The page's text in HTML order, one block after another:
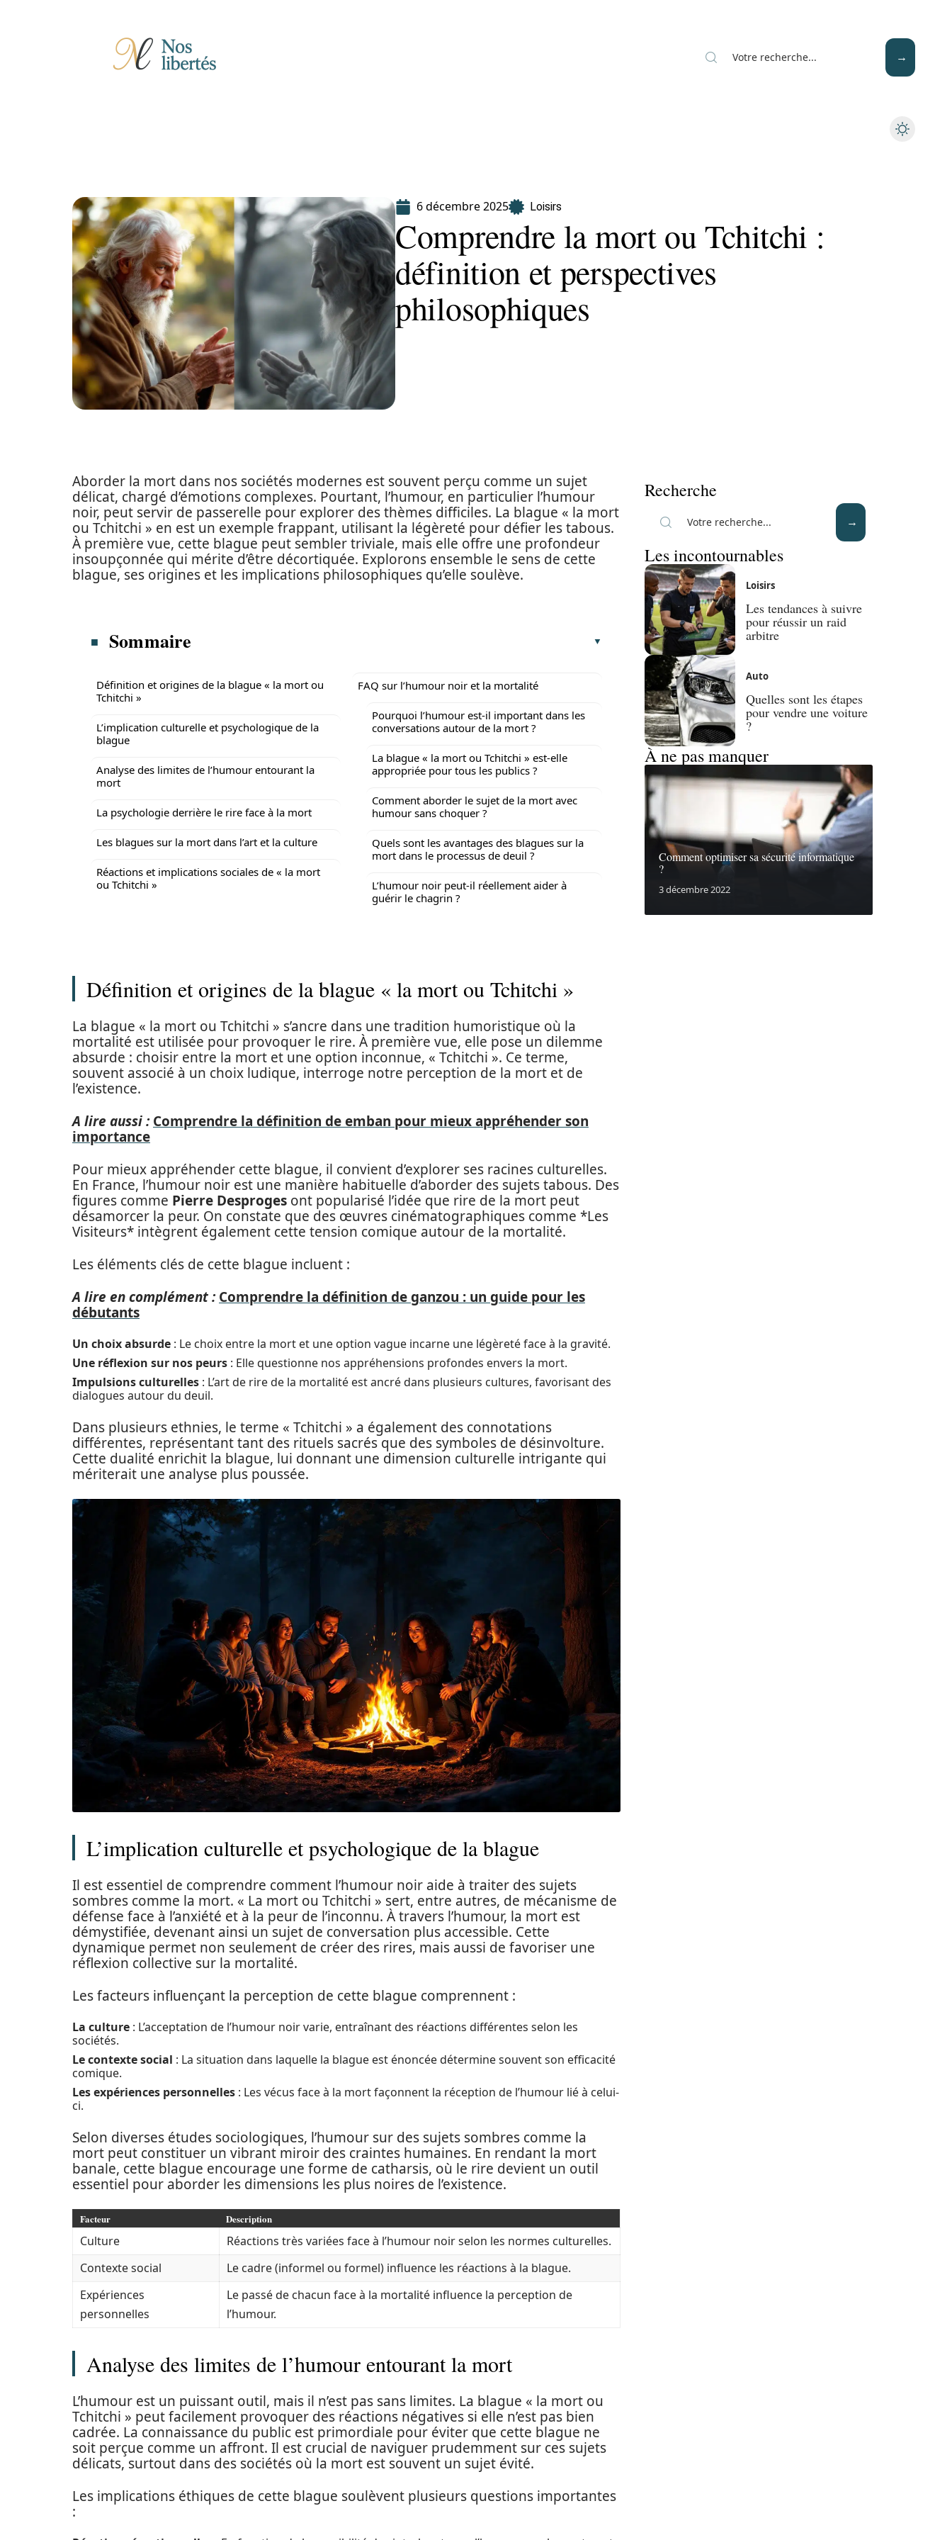
6 décembre 2025 Loisirs
Comprendre la mort ou Tchitchi :
définition et perspectives
philosophiques
Aborder la mort dans nos sociétés modernes est souvent perçu comme un sujet
délicat, chargé d’émotions complexes. Pourtant, l’humour, en particulier l’humour
noir, peut servir de passerelle pour explorer des thèmes difficiles. La blague « la mort
ou Tchitchi » en est un exemple frappant, utilisant la légèreté pour défier les tabous.
À première vue, cette blague peut sembler triviale, mais elle offre une profondeur
insoupçonnée qui mérite d’être décortiquée. Explorons ensemble le sens de cette
blague, ses origines et les implications philosophiques qu’elle soulève.
Sommaire
Définition et origines de la blague « la mort ou
Tchitchi »
L’implication culturelle et psychologique de la
blague
Analyse des limites de l’humour entourant la
mort
La psychologie derrière le rire face à la mort
Les blagues sur la mort dans l’art et la culture
Réactions et implications sociales de « la mort
ou Tchitchi »
FAQ sur l’humour noir et la mortalité
Pourquoi l’humour est-il important dans les
conversations autour de la mort ?
La blague « la mort ou Tchitchi » est-elle
appropriée pour tous les publics ?
Comment aborder le sujet de la mort avec
humour sans choquer ?
Quels sont les avantages des blagues sur la
mort dans le processus de deuil ?
L’humour noir peut-il réellement aider à
guérir le chagrin ?
Définition et origines de la blague « la mort ou Tchitchi »
La blague « la mort ou Tchitchi » s’ancre dans une tradition humoristique où la
mortalité est utilisée pour provoquer le rire. À première vue, elle pose un dilemme
absurde : choisir entre la mort et une option inconnue, « Tchitchi ». Ce terme,
souvent associé à un choix ludique, interroge notre perception de la mort et de
l’existence.
A lire aussi : Comprendre la définition de emban pour mieux appréhender son
importance
Pour mieux appréhender cette blague, il convient d’explorer ses racines culturelles.
En France, l’humour noir est une manière habituelle d’aborder des sujets tabous. Des
figures comme Pierre Desproges ont popularisé l’idée que rire de la mort peut
désamorcer la peur. On constate que des œuvres cinématographiques comme *Les
Visiteurs* intègrent également cette tension comique autour de la mortalité.
Les éléments clés de cette blague incluent :
A lire en complément : Comprendre la définition de ganzou : un guide pour les
débutants
Un choix absurde : Le choix entre la mort et une option vague incarne une légèreté face à la gravité.
Une réflexion sur nos peurs : Elle questionne nos appréhensions profondes envers la mort.
Impulsions culturelles : L’art de rire de la mortalité est ancré dans plusieurs cultures, favorisant des
dialogues autour du deuil.
Dans plusieurs ethnies, le terme « Tchitchi » a également des connotations
différentes, représentant tant des rituels sacrés que des symboles de désinvolture.
Cette dualité enrichit la blague, lui donnant une dimension culturelle intrigante qui
mériterait une analyse plus poussée.
L’implication culturelle et psychologique de la blague
Il est essentiel de comprendre comment l’humour noir aide à traiter des sujets
sombres comme la mort. « La mort ou Tchitchi » sert, entre autres, de mécanisme de
défense face à l’anxiété et à la peur de l’inconnu. À travers l’humour, la mort est
démystifiée, devenant ainsi un sujet de conversation plus accessible. Cette
dynamique permet non seulement de créer des rires, mais aussi de favoriser une
réflexion collective sur la mortalité.
Les facteurs influençant la perception de cette blague comprennent :
La culture : L’acceptation de l’humour noir varie, entraînant des réactions différentes selon les
sociétés.
Le contexte social : La situation dans laquelle la blague est énoncée détermine souvent son efficacité
comique.
Les expériences personnelles : Les vécus face à la mort façonnent la réception de l’humour lié à celui-
ci.
Selon diverses études sociologiques, l’humour sur des sujets sombres comme la
mort peut constituer un vibrant miroir des craintes humaines. En rendant la mort
banale, cette blague encourage une forme de catharsis, où le rire devient un outil
essentiel pour aborder les dimensions les plus noires de l’existence.
Facteur Description
Culture
Réactions très variées face à l’humour noir selon les normes culturelles.
Contexte social
Le cadre (informel ou formel) influence les réactions à la blague.
Expériences
personnelles
Le passé de chacun face à la mortalité influence la perception de
l’humour.
Analyse des limites de l’humour entourant la mort
L’humour est un puissant outil, mais il n’est pas sans limites. La blague « la mort ou
Tchitchi » peut facilement provoquer des réactions négatives si elle n’est pas bien
cadrée. La connaissance du public est primordiale pour éviter que cette blague ne
soit perçue comme un affront. Il est crucial de naviguer prudemment sur ces sujets
délicats, surtout dans des sociétés où la mort est souvent un sujet évité.
Les implications éthiques de cette blague soulèvent plusieurs questions importantes
:
Recherche
Les incontournables
Loisirs
Les tendances à suivre
pour réussir un raid
arbitre
Auto
Quelles sont les étapes
pour vendre une voiture
?
À ne pas manquer
Comment optimiser sa sécurité informatique
?
3 décembre 2022